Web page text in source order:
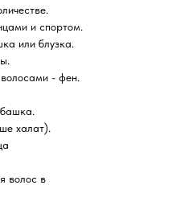
и спортом.
или блузка.
- фен.
халат).
волос в